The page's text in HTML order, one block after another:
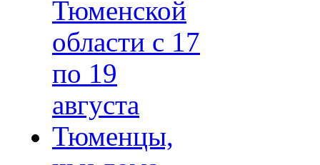
Тюменской
области с 17
по 19
августа
Тюменцы,